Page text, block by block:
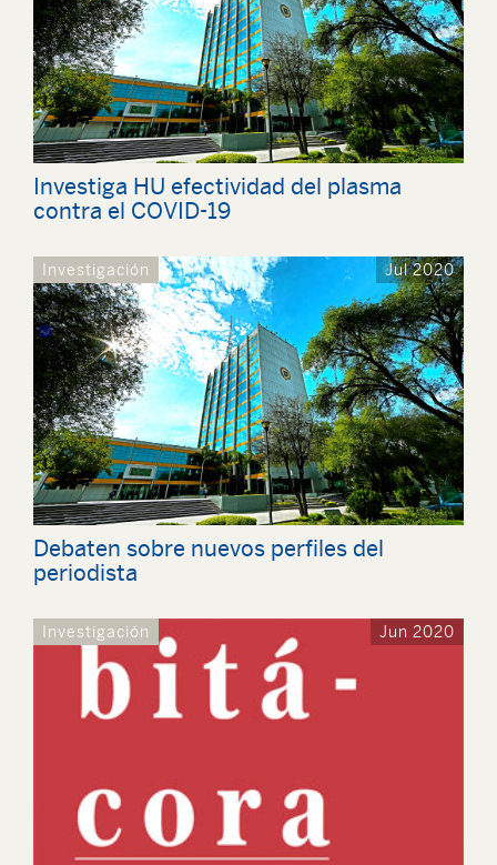
Investiga HU efectividad del plasma
contra el COVID-19
Investigación Jul 2020
Debaten sobre nuevos perfiles del
periodista
Investigación Jun 2020